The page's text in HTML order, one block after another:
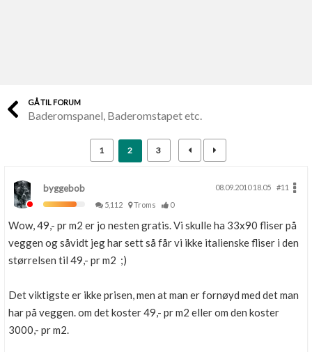
Finn håndverkere
Skaff dokumentasjon som mangler
Kundeservice
Få svar på det du lurer på
Se din bolig? Klikk her
Boligmappa+
GÅ TIL FORUM
Baderomspanel, Baderomstapet etc.
1 2 3
byggebob 08.09.2010 18.05
#11
5,112
Troms 0
Wow, 49,- pr m2 er jo nesten gratis. Vi skulle ha 33x90 fliser på
veggen og såvidt jeg har sett så får vi ikke italienske fliser i den
størrelsen til 49,- pr m2 ;)
Det viktigste er ikke prisen, men at man er fornøyd med det man
har på veggen. om det koster 49,- pr m2 eller om den koster
3000,- pr m2.